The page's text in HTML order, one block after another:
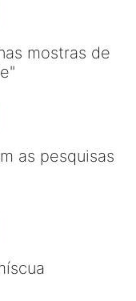
mostras de
as pesquisas